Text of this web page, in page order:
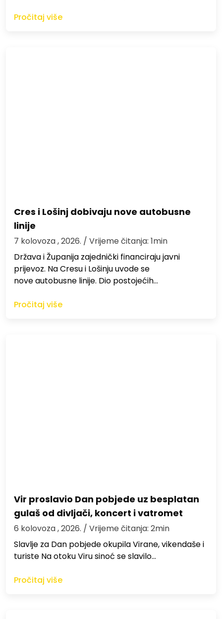
Pročitaj više
Cres i Lošinj dobivaju nove autobusne
linije
7 kolovoza , 2026. / Vrijeme čitanja: 1min
Država i Županija zajednički financiraju javni
prijevoz. Na Cresu i Lošinju uvode se
nove autobusne linije. Dio postojećih…
Pročitaj više
Vir proslavio Dan pobjede uz besplatan
gulaš od divljači, koncert i vatromet
6 kolovoza , 2026. / Vrijeme čitanja: 2min
Slavlje za Dan pobjede okupila Virane, vikendaše i
turiste Na otoku Viru sinoć se slavilo…
Pročitaj više